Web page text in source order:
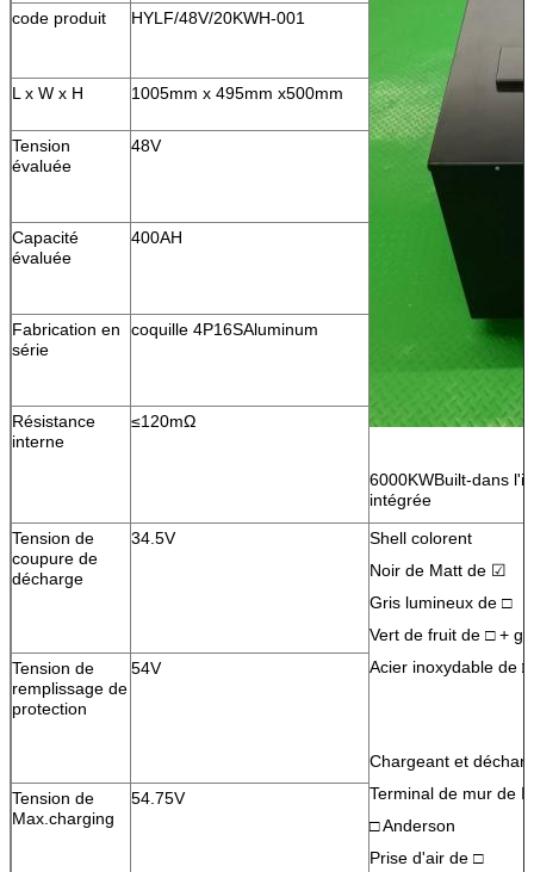
6000KWBuilt-dans
intégrée
code produit HYLF/48V/20KWH-001
L x W x H 1005mm x 495mm x500mm
Tension
évaluée
48V
Capacité
évaluée
400AH
Fabrication en
série
coquille 4P16SAluminum
Résistance
interne
≤120mΩ
Tension de
coupure de
décharge
34.5V
Shell colorent
Noir de Matt de ☑
Gris lumineux de □
Vert de fruit de □ +
Acier inoxydable de □
Chargeant et
Terminal de mur de
□ Anderson
Prise d'air de □
Tension de
remplissage de
protection
54V
Tension de
Max.charging
54.75V